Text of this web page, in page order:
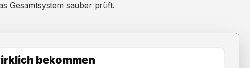
Gesamtsystem sauber prüft.